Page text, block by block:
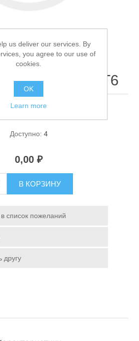
для лодок
средства
BL-736-T6
Доступно: 4
0,00 ₽
В КОРЗИНУ
список пожеланий
другу
us deliver our services. By
you agree to our use of
cookies.
OK
Learn more